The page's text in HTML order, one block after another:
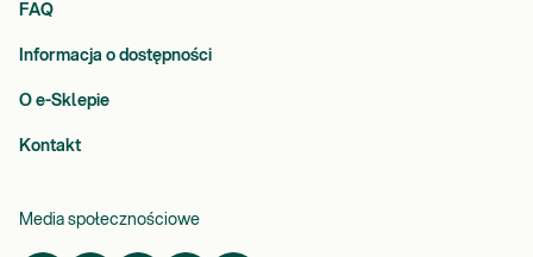
FAQ
Informacja o dostępności
O e-Sklepie
Kontakt
Media społecznościowe